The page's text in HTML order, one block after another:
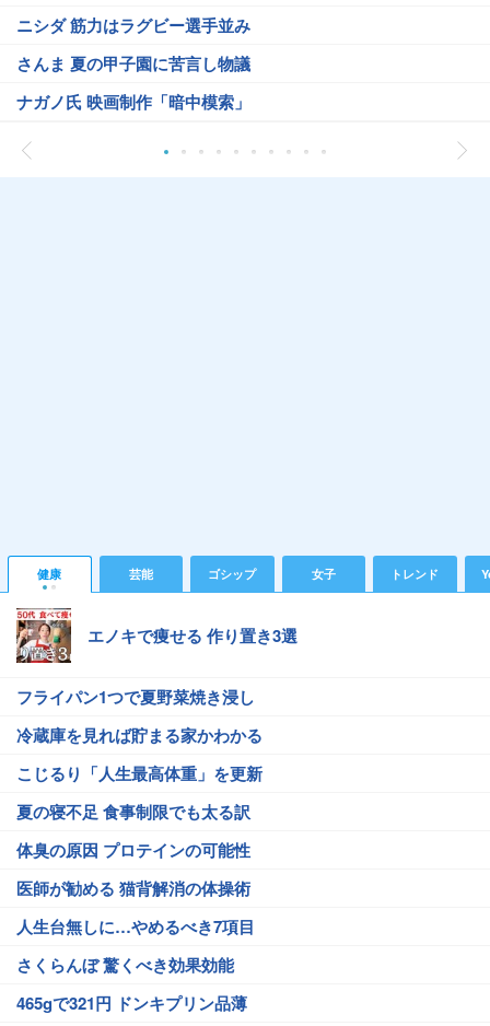
ニシダ 筋力はラグビー選手並み
さんま 夏の甲子園に苦言し物議
ナガノ氏 映画制作「暗中模索」
健康 芸能 ゴシップ 女子 トレンド
エノキで痩せる 作り置き3選
フライパン1つで夏野菜焼き浸し
冷蔵庫を見れば貯まる家かわかる
こじるり「人生最高体重」を更新
夏の寝不足 食事制限でも太る訳
体臭の原因 プロテインの可能性
医師が勧める 猫背解消の体操術
人生台無しに…やめるべき7項目
さくらんぼ 驚くべき効果効能
465gで321円 ドンキプリン品薄